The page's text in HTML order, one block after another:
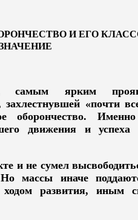
И ЕГО
ярким
«почти
оборончество.
движения и успеха
и не сумел
массы иначе
развития, иным